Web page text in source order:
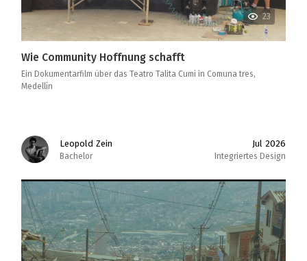
23
Wie Community Hoffnung schafft
Ein Dokumentarfilm über das Teatro Talita Cumi in Comuna tres,
Medellín
Leopold Zein
Bachelor
Jul 2026
Integriertes Design